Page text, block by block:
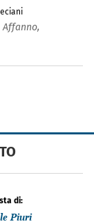
Affanno,
di:
Piuri